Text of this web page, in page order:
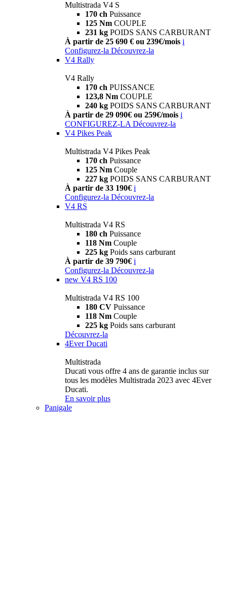
Multistrada V4 S
170 ch Puissance
125 Nm COUPLE
231 kg POIDS SANS CARBURANT
À partir de 25 690 € ou 239€/mois i
Configurez-la Découvrez-la
V4 Rally
V4 Rally
170 ch PUISSANCE
123,8 Nm COUPLE
240 kg POIDS SANS CARBURANT
À partir de 29 090€ ou 259€/mois i
CONFIGUREZ-LA Découvrez-la
V4 Pikes Peak
Multistrada V4 Pikes Peak
170 ch Puissance
125 Nm Couple
227 kg POIDS SANS CARBURANT
À partir de 33 190€ i
Configurez-la Découvrez-la
V4 RS
Multistrada V4 RS
180 ch Puissance
118 Nm Couple
225 kg Poids sans carburant
À partir de 39 790€ i
Configurez-la Découvrez-la
new V4 RS 100
Multistrada V4 RS 100
180 CV Puissance
118 Nm Couple
225 kg Poids sans carburant
Découvrez-la
4Ever Ducati
Multistrada
Ducati vous offre 4 ans de garantie inclus sur
tous les modèles Multistrada 2023 avec 4Ever
Ducati.
En savoir plus
Panigale